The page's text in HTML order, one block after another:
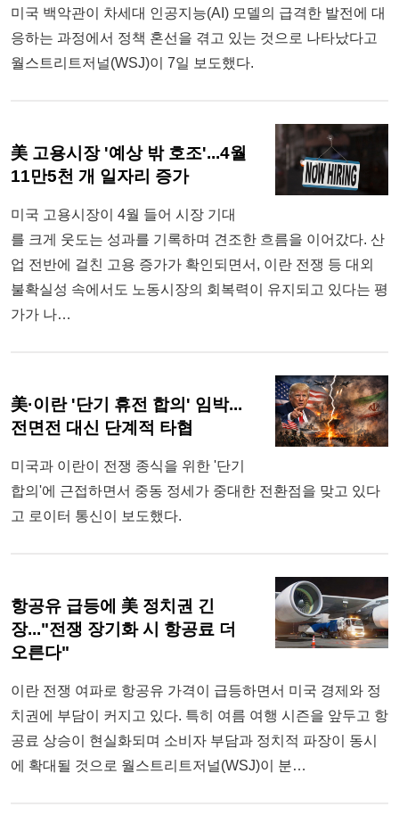
미국 백악관이 차세대 인공지능(AI) 모델의 급격한 발전에 대
응하는 과정에서 정책 혼선을 겪고 있는 것으로 나타났다고
월스트리트저널(WSJ)이 7일 보도했다.
美 고용시장 '예상 밖 호조'...4월
11만5천 개 일자리 증가
미국 고용시장이 4월 들어 시장 기대
를 크게 웃도는 성과를 기록하며 견조한 흐름을 이어갔다. 산
업 전반에 걸친 고용 증가가 확인되면서, 이란 전쟁 등 대외
불확실성 속에서도 노동시장의 회복력이 유지되고 있다는 평
가가 나…
美·이란 '단기 휴전 합의' 임박...
전면전 대신 단계적 타협
미국과 이란이 전쟁 종식을 위한 '단기
합의'에 근접하면서 중동 정세가 중대한 전환점을 맞고 있다
고 로이터 통신이 보도했다.
항공유 급등에 美 정치권 긴
장..."전쟁 장기화 시 항공료 더
오른다"
이란 전쟁 여파로 항공유 가격이 급등하면서 미국 경제와 정
치권에 부담이 커지고 있다. 특히 여름 여행 시즌을 앞두고 항
공료 상승이 현실화되며 소비자 부담과 정치적 파장이 동시
에 확대될 것으로 월스트리트저널(WSJ)이 분…